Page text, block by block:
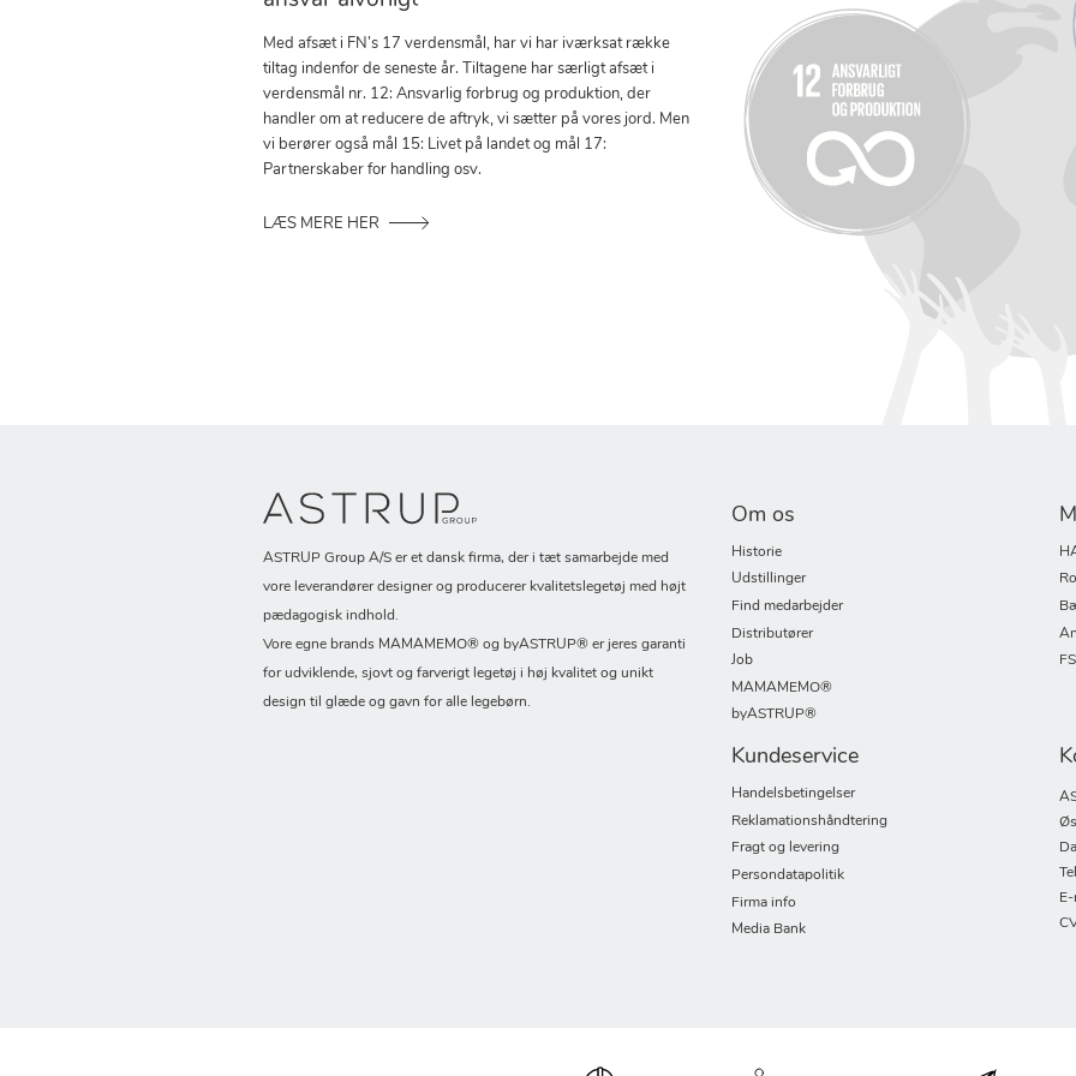
Med afsæt i FN’s 17 verdensmål, har vi har iværksat række
tiltag indenfor de seneste år. Tiltagene har særligt afsæt i
verdensmål nr. 12: Ansvarlig forbrug og produktion, der
handler om at reducere de aftryk, vi sætter på vores jord. Men
vi berører også mål 15: Livet på landet og mål 17:
Partnerskaber for handling osv.
LÆS MERE HER
ASTRUP Group A/S er et dansk firma, der i tæt samarbejde med
vore leverandører designer og producerer kvalitetslegetøj med højt
pædagogisk indhold.
Vore egne brands MAMAMEMO® og byASTRUP® er jeres garanti
for udviklende, sjovt og farverigt legetøj i høj kvalitet og unikt
design til glæde og gavn for alle legebørn.
Om os
Historie
Udstillinger
Find medarbejder
Distributører
Job
MAMAMEMO®
byASTRUP®
Kundeservice
Handelsbetingelser
Reklamationshåndtering
Fragt og levering
Persondatapolitik
Firma info
Media Bank